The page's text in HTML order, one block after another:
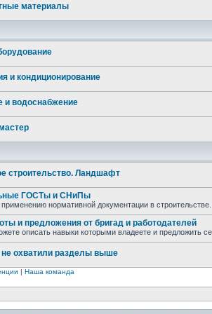
материалы
и кондиционирование
и водоснабжение
строительство. Ландшафт
ГОСТы и СНиПы
нормативной документации в строительстве.
и предложения от бригад и работодателей
описать навыки которыми владеете и предложить
не охватили разделы выше
| Наша команда